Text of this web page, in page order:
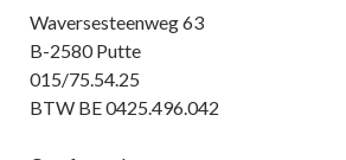
Waversesteenweg 63
B-2580 Putte
015/75.54.25
BTW BE 0425.496.042